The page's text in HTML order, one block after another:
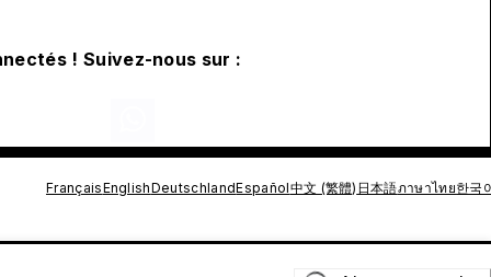
! Suivez-nous sur :
FrançaisEnglishDeutschlandEspañol中文 (繁體) 日本語ภาษาไทย한국